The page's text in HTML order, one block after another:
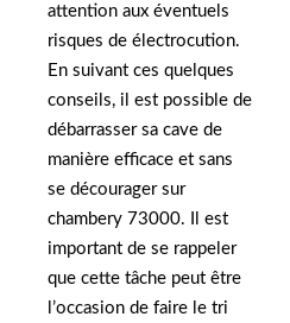
attention aux éventuels
risques de électrocution.
En suivant ces quelques
conseils, il est possible de
débarrasser sa cave de
manière efficace et sans
se décourager sur
chambery 73000. Il est
important de se rappeler
que cette tâche peut être
l’occasion de faire le tri